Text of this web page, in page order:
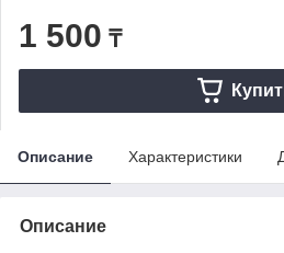
1 500 ₸
Описание Характеристики
Описание